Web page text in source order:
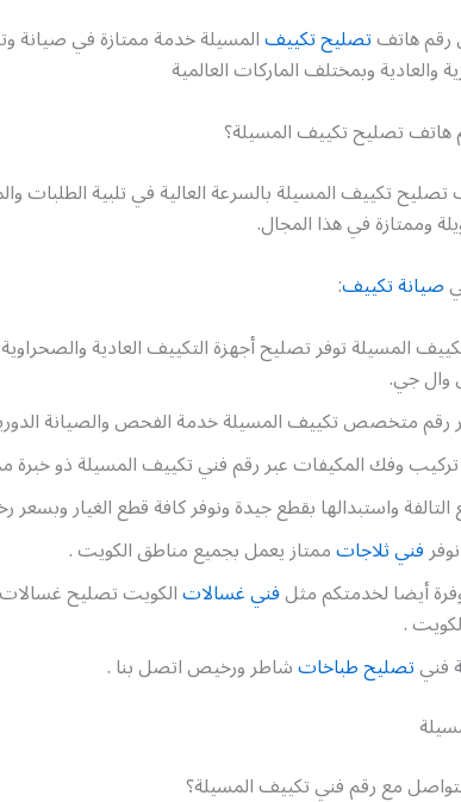
رقم هاتفتصليح تكييفالمسيلة خدمة ممتازة في صيانة
والعادية وبمختلف الماركات العالمية
هاتف تصليح تكييف المسيلة؟
تصليح تكييف المسيلة بالسرعة العالية في تلبية الطلبات
وممتازة في هذا المجال.
صيانة تكييف:
المسيلة توفر تصليح أجهزة التكييف العادية
وال جي.
رقم متخصص تكييف المسيلة خدمة الفحص والصيانة
وفك المكيفات عبر رقم فني تكييف المسيلة ذو خبرة
التالفة واستبدالها بقطع جيدة ونوفر كافة قطع الغيار
فني ثلاجاتممتاز يعمل بجميع مناطق الكويت .
أيضا لخدمتكم مثلفني غسالاتالكويت تصليح
.
فنيتصليح طباخاتشاطر ورخيص اتصل بنا .
مع رقم فني تكييف المسيلة؟